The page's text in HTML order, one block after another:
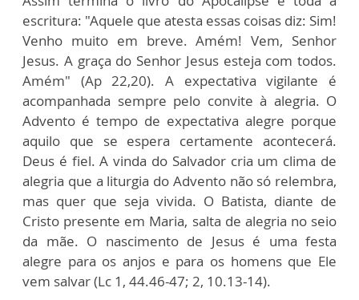
escritura: "Aquele que atesta essas coisas diz: Sim!
Venho muito em breve. Amém! Vem, Senhor
Jesus. A graça do Senhor Jesus esteja com todos.
Amém" (Ap 22,20). A expectativa vigilante é
acompanhada sempre pelo convite à alegria. O
Advento é tempo de expectativa alegre porque
aquilo que se espera certamente acontecerá.
Deus é fiel. A vinda do Salvador cria um clima de
alegria que a liturgia do Advento não só relembra,
mas quer que seja vivida. O Batista, diante de
Cristo presente em Maria, salta de alegria no seio
da mãe. O nascimento de Jesus é uma festa
alegre para os anjos e para os homens que Ele
vem salvar (Lc 1, 44.46-47; 2, 10.13-14).